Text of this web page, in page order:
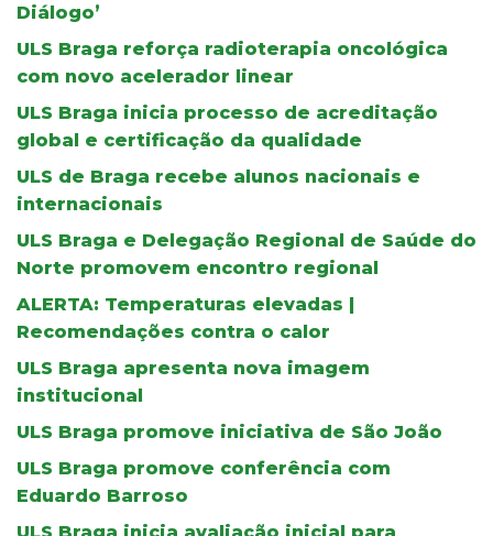
Diálogo’
ULS Braga reforça radioterapia oncológica
com novo acelerador linear
ULS Braga inicia processo de acreditação
global e certificação da qualidade
ULS de Braga recebe alunos nacionais e
internacionais
ULS Braga e Delegação Regional de Saúde do
Norte promovem encontro regional
ALERTA: Temperaturas elevadas |
Recomendações contra o calor
ULS Braga apresenta nova imagem
institucional
ULS Braga promove iniciativa de São João
ULS Braga promove conferência com
Eduardo Barroso
ULS Braga inicia avaliação inicial para